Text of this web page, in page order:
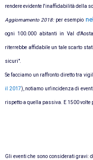
rendere evidente l'inaffidabilità della
Aggiornamento 2018: per esempio
ogni 100.000 abitanti in Val
riterrebbe affidabile un tale scarto
sicuri".
Se facciamo un raffronto diretto tra
il 2017), notiamo un'incidenza di
rispetto a quella passiva. E 1500 volte
Gli eventi che sono considerati gravi: